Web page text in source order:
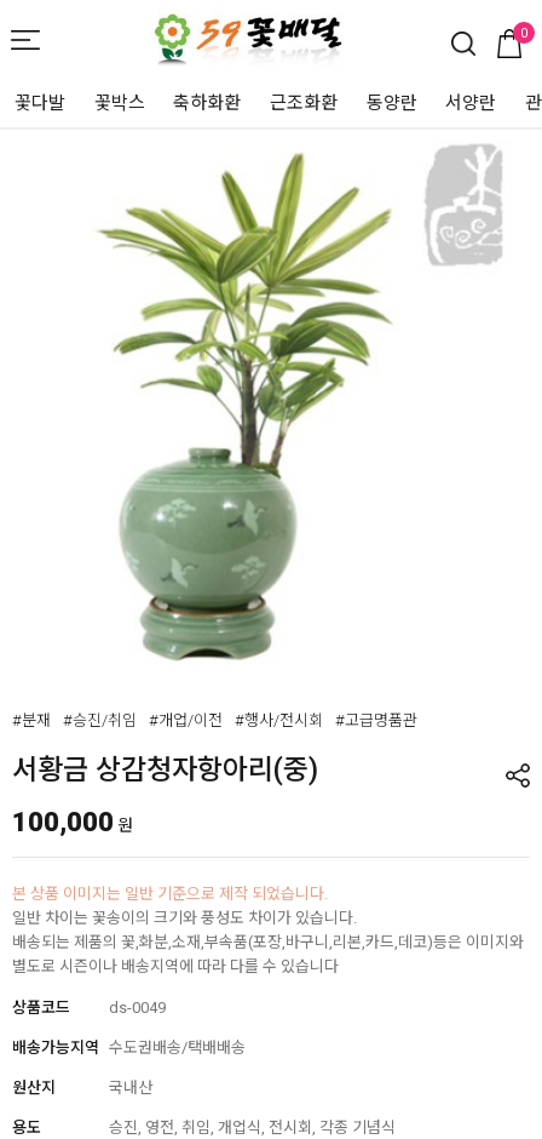
0
꽃다발 꽃박스 축하화환 근조화환 동양란 서양란
#분재 #승진/취임 #개업/이전 #행사/전시회 #고급명품관
서황금 상감청자항아리(중)
100,000 원
본 상품 이미지는 일반 기준으로 제작 되었습니다.
일반 차이는 꽃송이의 크기와 풍성도 차이가 있습니다.
배송되는 제품의 꽃,화분,소재,부속품(포장,바구니,리본,카드,데코)등은 이미지와
별도로 시즌이나 배송지역에 따라 다를 수 있습니다
상품코드 ds-0049
배송가능지역 수도권배송/택배배송
원산지 국내산
용도 승진, 영전, 취임, 개업식, 전시회, 각종 기념식